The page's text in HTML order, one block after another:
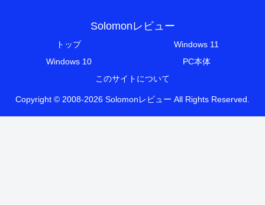
Solomonレビュー
トップ
Windows 11
Windows 10
PC本体
このサイトについて
Copyright © 2008-2026 Solomonレビュー All Rights Reserved.